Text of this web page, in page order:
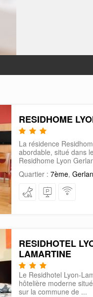
RESIDHOME
La résidence
abordable, situé dans
Residhome Lyon
Quartier : 7ème,
RESIDHOTEL
LAMARTINE
Le Residhotel Lyon-
hôtelière moderne
sur la commune de ...